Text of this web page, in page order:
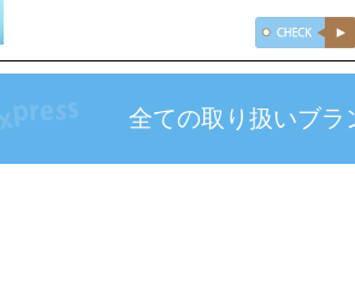
全ての取り扱いブラ